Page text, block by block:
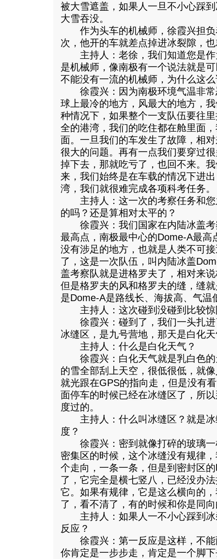
被大雪遮盖，如果人一旦不小心踩
大雪吞没。
作为头车的机械师，徐霞兴担负
次，他开的车就差点掉进冰裂隙，
主持人：老徐，我们知道您是作
是机械师，像南极有一个说法就是
不能没有一流的机械师，为什么这
徐霞兴：因为南极环境气温非常
球上最冷的地方，风最大的地方，
种情况下，如果整个一支队伍要往
全的港湾，我们的吃住都在舱里面
面。一旦我们的车发生了故障，相
很大的问题。再有一点我们要穿过
掉下去，那就吃亏了，也回不来。
来，我们始终是在车载的情况下进
湾，我们就很难完成各项科考任务。
主持人：这一次的考察任务和您
的吗？还是算相对太平的？
徐霞兴：我们国家在内陆冰盖考
最高点，南极最中心的Dome-A最高
没有涉足的地方，也就是人类不可
了，这是一次队伍，叫内陆冰盖
盖考察队就是进格罗夫了，相对来
但是格罗夫的风和格罗夫的缝，缝
是Dome-A是路线长、海拔高、气温
主持人：这次碰到没碰到比较惊
徐霞兴：碰到了，我们一头扎进
冰缝区，是九号营地，那天是白化
主持人：什么是白化天气？
徐霞兴：白化天气就是乳白色的
的雪全部刮上天空，很低很低，就
就光跟在GPS的指向走，但是没有
面停车的时候已经在冰缝区了，所
度过的。
主持人：什么叫冰缝区？就是冰
度？
徐霞兴：密到就像打碎的玻璃一
密集区的时候，这个冰缝没有规律
个走向，一条一条，但是到密封区
了，它完全是横七竖八，已经没办
它。如果有规律，它是这么横向的
了，看不清了，有的时候和你是同
主持人：如果人一不小心踩到冰
反应？
徐霞兴：第一反应是这样，不能
你肯定是一步步走，肯定是一个脚